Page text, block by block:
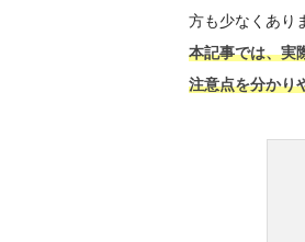
方も少なくあり
本記事では、実
注意点を分かり